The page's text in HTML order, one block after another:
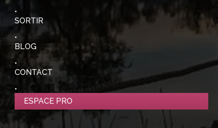
SORTIR
BLOG
CONTACT
ESPACE PRO